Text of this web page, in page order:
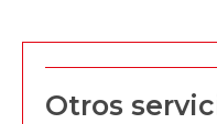
Otros